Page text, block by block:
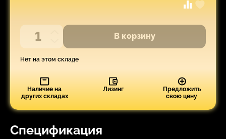
Спецификация
В корзину
Нет на этом складе
Наличие на
других складах
Лизинг
Предложить
свою цену